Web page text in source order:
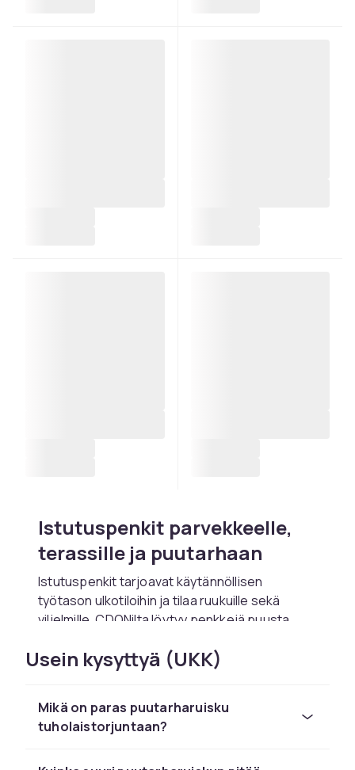
Istutuspenkit parvekkeelle,
terassille ja puutarhaan
Istutuspenkit tarjoavat käytännöllisen
työtason ulkotiloihin ja tilaa ruukuille sekä
viljelmille. CDONilta löytyy penkkejä puusta,
Korotettu viljely ilman selän
taivuttelua
Istutuspenkki sopivalla korkeudella säästää
haluavat viljellä vihanneksia tai kukkia pienessä
Usein kysyttyä (UKK)
Mikä on paras puutarharuisku
tuholaistorjuntaan?